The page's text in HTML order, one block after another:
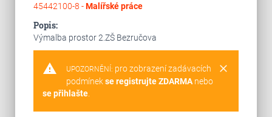
45442100-8 -Malířské práce
Popis:
Výmalba prostor 2.ZŠ Bezručova
warning clear
UPOZORNĚNÍ: pro zobrazení zadávacích
podmínekse registrujte ZDARMAnebo
se přihlašte.